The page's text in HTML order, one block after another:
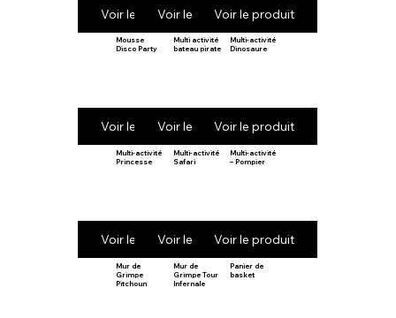
Voir le produitVoir le produitVoir le produit
Mousse
Disco Party
Voir le produit
Multi activité
bateau pirate
Voir le produit
Multi-activité
Dinosaure
Voir le produit
Multi-activité
Princesse
Voir le produit
Multi-activité
Safari
Voir le produit
Multi-activité
– Pompier
Voir le produit
Mur de
Grimpe
Pitchoun
Mur de
Grimpe Tour
Infernale
Panier de
basket